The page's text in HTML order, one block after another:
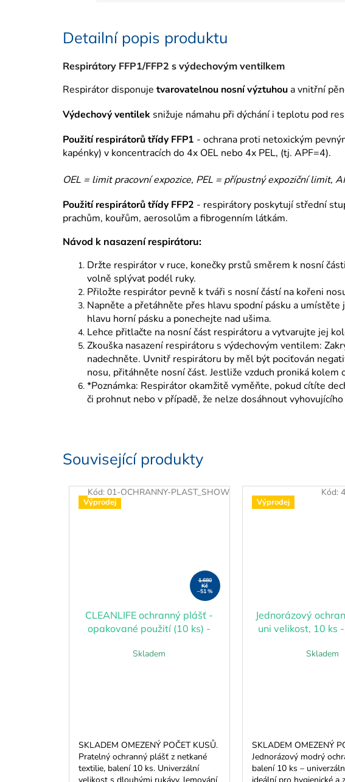
Související produkty
Výprodej
1.680
Kč
–51 %
CLEANLIFE ochranný plášť -
opakované použití (10 ks) -
Skladem
SKLADEM OMEZENÝ POČET KUSŮ.
Pratelný ochranný plášť z netkané
textilie, balení 10 ks. Univerzální
Kód: 01-OCHRANNY-PLAST_SHOW
Výprodej
Jednorázový
uni velikost, 10 ks
Skladem
SKLADEM OMEZENÝ
Jednorázový modrý
balení 10 ks –
Kód:
Detailní popis produktu
Respirátory FFP1/FFP2 s výdechovým ventilkem
Respirátor disponuje tvarovatelnou nosní výztuhoua vnitřní
Výdechový ventilek snižuje námahu při dýchání i teplotu pod
Použití respirátorů třídy FFP1 - ochrana proti netoxickým
kapénky) v koncentracích do 4x OEL nebo 4x PEL, (tj. APF=4).
OEL = limit pracovní expozice, PEL = přípustný expoziční limit,
Použití respirátorů třídy FFP2 - respirátory poskytují střední
prachům, kouřům, aerosolům a fibrogenním látkám.
Návod k nasazení respirátoru:
Držte respirátor v ruce, konečky prstů směrem k nosní
volně splývat podél ruky.
Přiložte respirátor pevně k tváři s nosní částí na kořeni
Napněte a přetáhněte přes hlavu spodní pásku a
hlavu horní pásku a ponechejte nad ušima.
Lehce přitlačte na nosní část respirátoru a vytvarujte jej
Zkouška nasazení respirátoru s výdechovým ventilem:
nadechněte. Uvnitř respirátoru by měl být pociťován
nosu, přitáhněte nosní část. Jestliže vzduch proniká kolem
*Poznámka: Respirátor okamžitě vyměňte, pokud cítíte
či prohnut nebo v případě, že nelze dosáhnout